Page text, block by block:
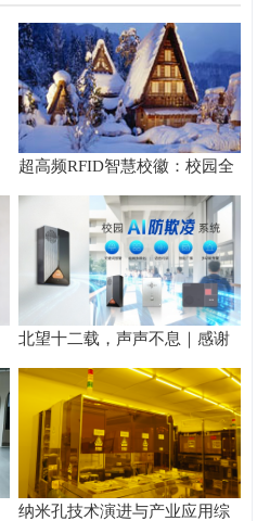
超高频RFID智慧校徽：校园全
场景管理方案
北望十二载，声声不息｜感谢
每一份信任，让声音更有温度
纳米孔技术演进与产业应用综